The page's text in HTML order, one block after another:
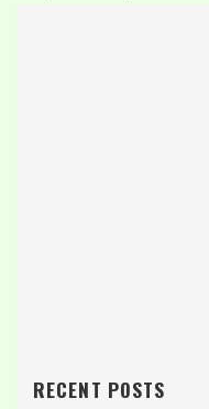
RECENT POSTS